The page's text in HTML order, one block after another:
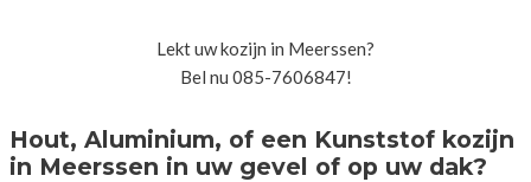
Lekt uw kozijn in Meerssen?
Bel nu 085-7606847!
Hout, Aluminium, of een Kunststof kozijn
in Meerssen in uw gevel of op uw dak?